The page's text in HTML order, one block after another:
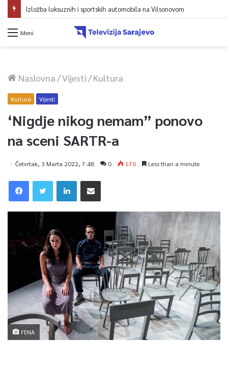
Izložba luksuznih i sportskih automobila na Vilsonovom
Meni
Naslovna/Vijesti/Kultura
Kultura Vijesti
‘Nigdje nikog nemam” ponovo
na sceni SARTR-a
Četvrtak, 3 Marta 2022, 7:48 0 170 Less than a minute
FENA